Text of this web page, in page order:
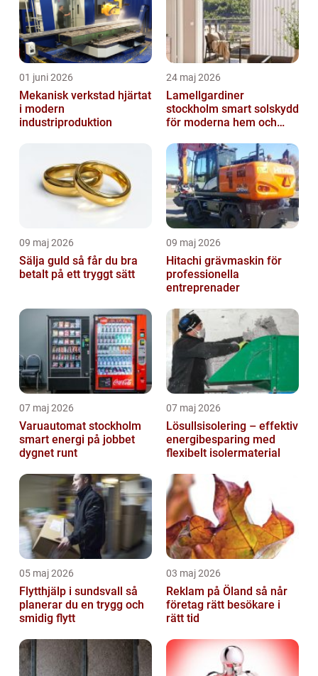
01 juni 2026
Mekanisk verkstad hjärtat
i modern
industriproduktion
24 maj 2026
Lamellgardiner
stockholm smart solskydd
för moderna hem och
09 maj 2026
Sälja guld så får du bra
betalt på ett tryggt sätt
09 maj 2026
Hitachi grävmaskin för
professionella
entreprenader
07 maj 2026
Varuautomat stockholm
smart energi på jobbet
dygnet runt
07 maj 2026
Lösullsisolering – effektiv
energibesparing med
flexibelt isolermaterial
05 maj 2026
Flytthjälp i sundsvall så
planerar du en trygg och
smidig flytt
03 maj 2026
Reklam på Öland så når
företag rätt besökare i
rätt tid